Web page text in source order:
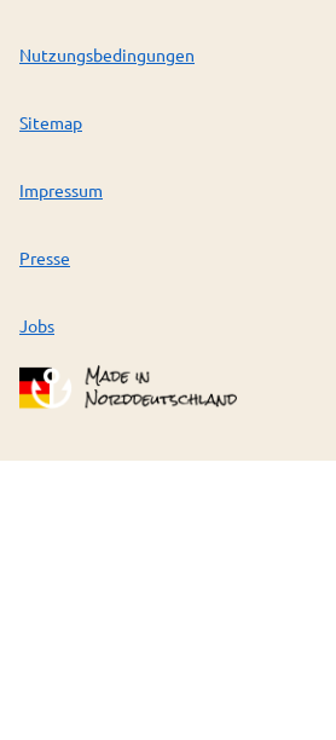
Nutzungsbedingungen
Sitemap
Impressum
Presse
Jobs